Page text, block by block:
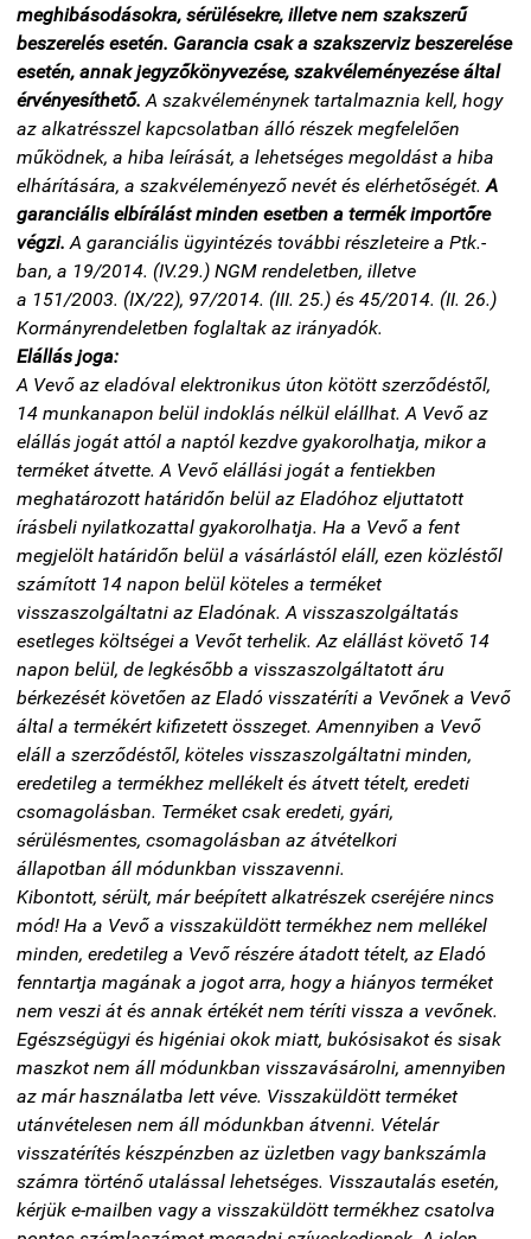
meghibásodásokra, sérülésekre, illetve nem szakszerű
beszerelés esetén. Garancia csak a szakszerviz beszerelése
esetén, annak jegyzőkönyvezése, szakvéleményezése által
érvényesíthető. A szakvéleménynek tartalmaznia kell, hogy
az alkatrésszel kapcsolatban álló részek megfelelően
működnek, a hiba leírását, a lehetséges megoldást a hiba
elhárítására, a szakvéleményező nevét és elérhetőségét.A
garanciális elbírálást minden esetben a termék importőre
végzi. A garanciális ügyintézés további részleteire a Ptk.-
ban, a 19/2014. (IV.29.) NGM rendeletben, illetve
a 151/2003. (IX/22), 97/2014. (III. 25.) és 45/2014. (II. 26.)
Kormányrendeletben foglaltak az irányadók.
Elállás joga:
A Vevő az eladóval elektronikus úton kötött szerződéstől,
14 munkanapon belül indoklás nélkül elállhat. A Vevő az
elállás jogát attól a naptól kezdve gyakorolhatja, mikor a
terméket átvette. A Vevő elállási jogát a fentiekben
meghatározott határidőn belül az Eladóhoz eljuttatott
írásbeli nyilatkozattal gyakorolhatja. Ha a Vevő a fent
megjelölt határidőn belül a vásárlástól eláll, ezen közléstől
számított 14 napon belül köteles a terméket
visszaszolgáltatni az Eladónak. A visszaszolgáltatás
esetleges költségei a Vevőt terhelik. Az elállást követő 14
napon belül, de legkésőbb a visszaszolgáltatott áru
bérkezését követően az Eladó visszatéríti a Vevőnek a Vevő
által a termékért kifizetett összeget. Amennyiben a Vevő
eláll a szerződéstől, köteles visszaszolgáltatni minden,
eredetileg a termékhez mellékelt és átvett tételt, eredeti
csomagolásban. Terméket csak eredeti, gyári,
sérülésmentes, csomagolásban az átvételkori
állapotban áll módunkban visszavenni.
Kibontott, sérült, már beépített alkatrészek cseréjére nincs
mód! Ha a Vevő a visszaküldött termékhez nem mellékel
minden, eredetileg a Vevő részére átadott tételt, az Eladó
fenntartja magának a jogot arra, hogy a hiányos terméket
nem veszi át és annak értékét nem téríti vissza a vevőnek.
Egészségügyi és higéniai okok miatt, bukósisakot és sisak
maszkot nem áll módunkban visszavásárolni, amennyiben
az már használatba lett véve. Visszaküldött terméket
utánvételesen nem áll módunkban átvenni. Vételár
visszatérítés készpénzben az üzletben vagy bankszámla
számra történő utalással lehetséges. Visszautalás esetén,
kérjük e-mailben vagy a visszaküldött termékhez csatolva